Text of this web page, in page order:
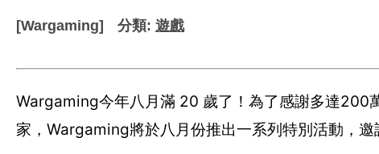
[Wargaming] 分類: 遊戲
Wargaming今年八月滿 20 歲了！為了感謝多達200
家，Wargaming將於八月份推出一系列特別活動，